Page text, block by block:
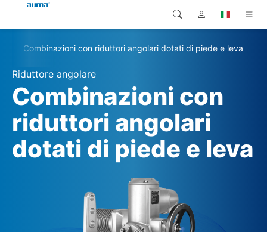
Prodotti
Soluzioni
Downloads
Servizio di assistenza
Global
Europa
Asia e Pacifico
Nord America
Ricerca
Combinazioni con riduttori angolari dotati di piede e leva
Riduttore angolare
Combinazioni con
riduttori angolari
dotati di piede e leva